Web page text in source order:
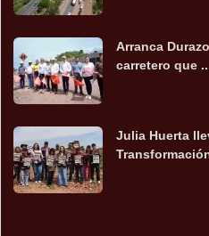
Arranca
carretero que
Julia Huerta